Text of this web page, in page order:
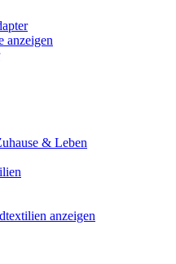
anzeigen
& Leben
anzeigen